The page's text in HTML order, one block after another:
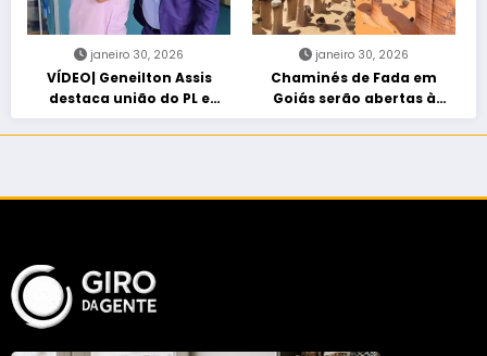
janeiro 30, 2026
VÍDEO| Geneilton Assis
destaca união do PL e
consolidação de apoio a
Maycon Tombini em Jataí
janeiro 30, 2026
Chaminés de Fada em
Goiás serão abertas à
visitação controlada